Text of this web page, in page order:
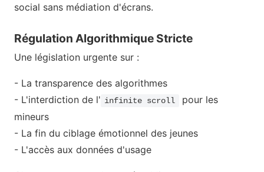
social sans médiation d'écrans.
Régulation Algorithmique Stricte
Une législation urgente sur :
- La transparence des algorithmes
- L'interdiction de l' infinite scroll
pour les
mineurs
- La fin du ciblage émotionnel des jeunes
- L'accès aux données d'usage